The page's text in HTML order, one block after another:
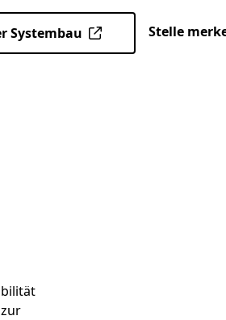
Systembau
Stelle